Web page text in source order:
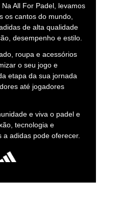
All For Padel, levamos
os cantos do mundo,
de alta qualidade
desempenho e estilo.
roupa e acessórios
o seu jogo e
etapa da sua jornada
até jogadores
e viva o padel e
tecnologia e
adidas pode oferecer.